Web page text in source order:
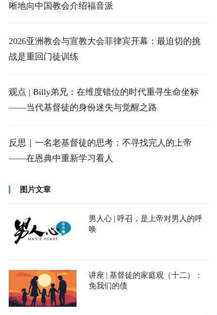
晰地向中国教会介绍福音派
2026亚洲教会与宣教大会菲律宾开幕：最迫切的挑
战是重回门徒训练
观点 | Billy弟兄：在维度错位的时代重寻生命坐标
——当代基督徒的身份迷失与觉醒之路
反思｜一名老基督徒的思考：不寻找完人的上帝
——在恩典中重新学习看人
图片文章
男人心 | 呼召，是上帝对男人的呼
唤
讲座 | 基督徒的家庭观（十二）：
免我们的债